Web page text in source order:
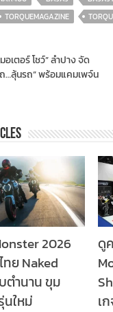
TORQUEMAGAZINE
เตอร์ โชว์” ลำปาง จัด
…ลุ้นรถ” พร้อมแคมเพจ์น
2026
ทย Naked
ตำนาน ขุม
ใหม่
ดู
เ